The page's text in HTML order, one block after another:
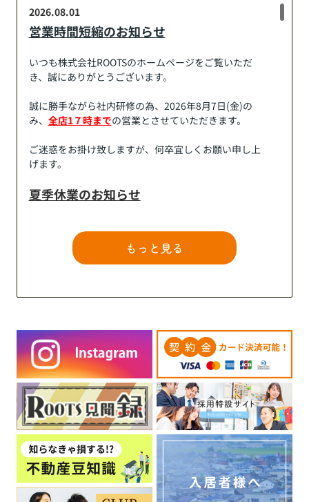
2026.08.01
営業時間短縮のお知らせ
いつも株式会社ROOTSのホームページをご覧いただ
き、誠にありがとうございます。
誠に勝手ながら社内研修の為、2026年8月7日(金)の
み、 全店1７時までの営業とさせていただきます。
ご迷惑をお掛け致しますが、何卒宜しくお願い申し上
げます。
夏季休業のお知らせ
だきます。
休業中にいただいた「お問い合わせ」につきまして
は、 8月17日（月）以降に対応させていただきます。
げます。
(日)
2026.05.29
臨時休業のお知らせ
いつも株式会社ROOTSのホームページをご覧
いただき、誠にありがとうございます。
誠に勝手ながら社内研修の為、下記の日程を臨
時休業とさせていただきます。